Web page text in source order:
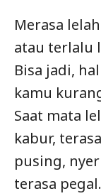
Merasa
atau terlalu
Bisa jadi,
kamu
Saat mata
kabur,
pusing,
terasa pegal.